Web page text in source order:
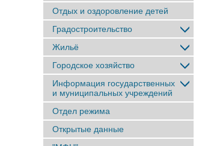
Отдых и оздоровление детей
Градостроительство
Жильё
Городское хозяйство
Информация государственных
и муниципальных учреждений
Отдел режима
Открытые данные